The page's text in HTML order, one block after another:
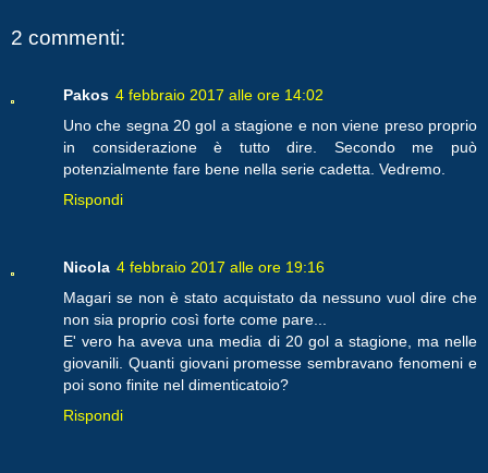
2 commenti:
Pakos 4 febbraio 2017 alle ore 14:02
Uno che segna 20 gol a stagione e non viene preso proprio
in considerazione è tutto dire. Secondo me può
potenzialmente fare bene nella serie cadetta. Vedremo.
Rispondi
Nicola 4 febbraio 2017 alle ore 19:16
Magari se non è stato acquistato da nessuno vuol dire che
non sia proprio così forte come pare...
E' vero ha aveva una media di 20 gol a stagione, ma nelle
giovanili. Quanti giovani promesse sembravano fenomeni e
poi sono finite nel dimenticatoio?
Rispondi